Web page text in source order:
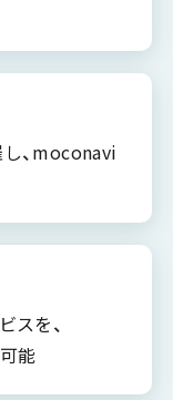
、moconavi
スを、
能